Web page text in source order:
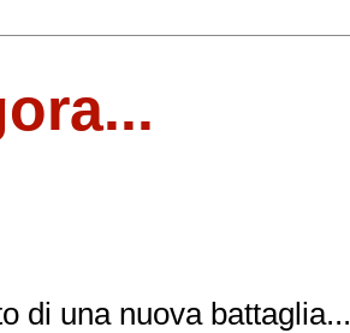
di una nuova battaglia...